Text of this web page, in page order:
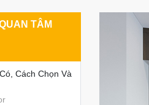
TÂM
Cách Chọn Và